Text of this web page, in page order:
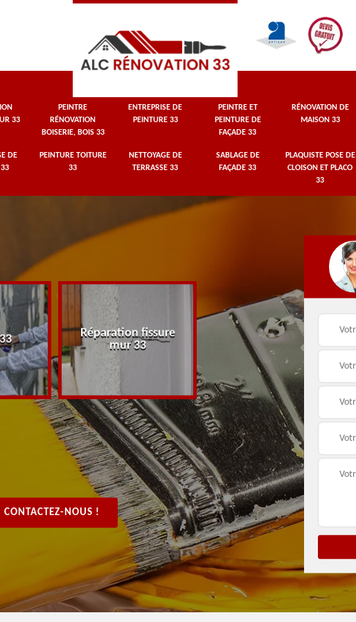
33
PEINTRE
RÉNOVATION
BOISERIE, BOIS 33
ENTREPRISE DE
PEINTURE 33
PEINTRE ET
PEINTURE DE
FAÇADE 33
RÉNOVATION DE
MAISON 33
DE
33
PEINTURE TOITURE
33
NETTOYAGE DE
TERRASSE 33
SABLAGE DE
FAÇADE 33
PLAQUISTE POSE DE
CLOISON ET PLACO
33
Réparation fissure
mur 33
Peintre rénovation
boiserie, bois 33
CONTACTEZ-NOUS !